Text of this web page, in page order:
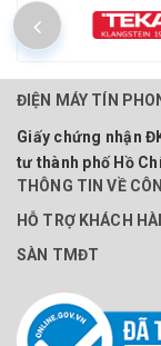
ĐIỆN MÁY TÍN
Giấy chứng nhận
tư thành phố Hồ
THÔNG TIN VỀ
HỖ TRỢ KHÁCH
SÀN TMĐT